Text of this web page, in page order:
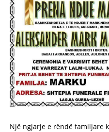
Një ngjarje e rëndë familjare